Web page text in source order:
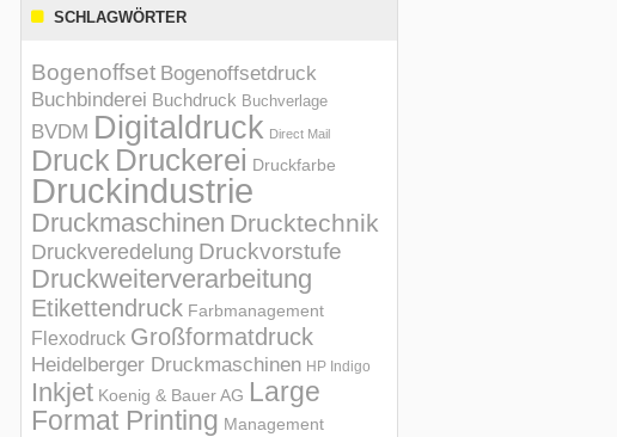
SCHLAGWÖRTER
Bogenoffset Bogenoffsetdruck
Buchbinderei Buchdruck Buchverlage
BVDM Digitaldruck Direct Mail
Druck Druckerei Druckfarbe
Druckindustrie
Druckmaschinen Drucktechnik
Druckveredelung Druckvorstufe
Druckweiterverarbeitung
Etikettendruck Farbmanagement
Flexodruck Großformatdruck
Heidelberger Druckmaschinen HP Indigo
Inkjet Koenig & Bauer AG Large
Format Printing Management